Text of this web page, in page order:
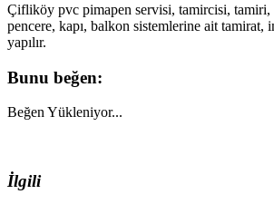
Çifliköy pvc pimapen servisi, tamircisi, tamiri,
pencere, kapı, balkon sistemlerine ait tamirat,
yapılır.
Bunu beğen:
Beğen Yükleniyor...
İlgili